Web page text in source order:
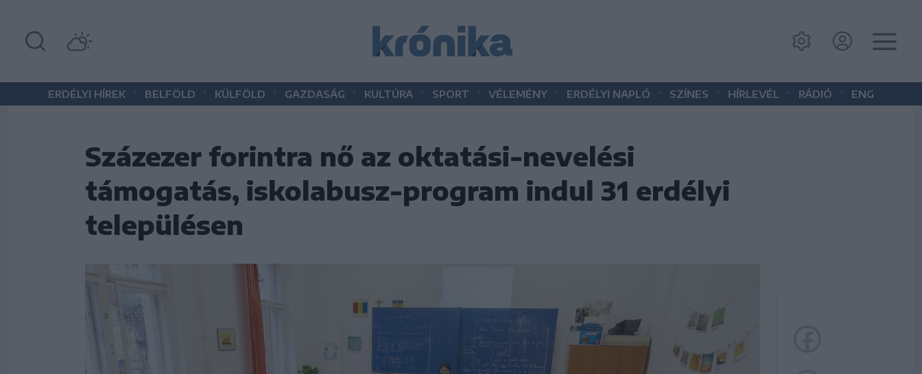
ERDÉLYI HÍREK BELFÖLD KÜLFÖLD GAZDASÁG KULTÚRA SPORT VÉLEMÉNY ERDÉLYI NAPLÓ SZÍNES HÍRLEVÉL RÁDIÓ ENG
Százezer forintra nő az oktatási-nevelési
támogatás, iskolabusz-program indul 31 erdélyi
településen